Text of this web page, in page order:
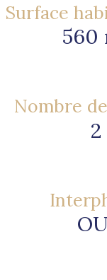
Surface
560
Nombre
2